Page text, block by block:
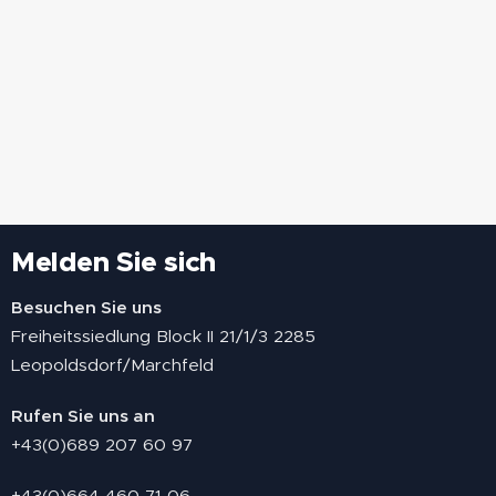
Melden Sie sich
Besuchen Sie uns
Freiheitssiedlung Block II 21/1/3 2285
Leopoldsdorf/Marchfeld
Rufen Sie uns an
+43(0)689 207 60 97